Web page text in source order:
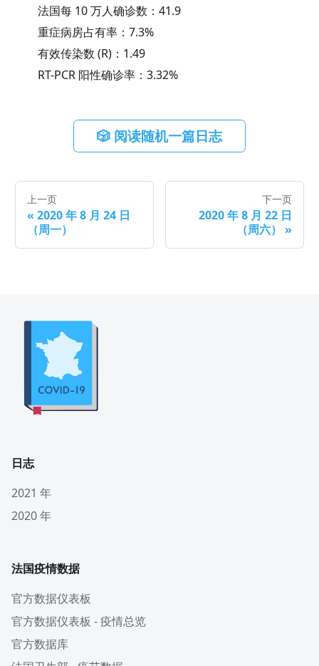
法国每 10 万人确诊数： 41.9
重症病房占有率： 7.3%
有效传染数 (R)： 1.49
RT-PCR 阳性确诊率： 3.32%
🎲 阅读随机一篇日志
上一页
« 2020 年 8 月 24 日
（周一）
下一页
2020 年 8 月 22 日
（周六）
»
日志
2021 年
2020 年
法国疫情数据
官方数据仪表板
官方数据仪表板 - 疫情总览
官方数据库